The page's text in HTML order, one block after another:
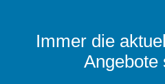
Immer die
Angebote